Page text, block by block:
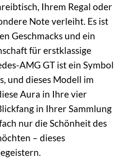
Ihrem Regal oder
Note verleiht. Es ist
Geschmacks und ein
für erstklassige
AMG GT ist ein Symbol
und dieses Modell im
Aura in Ihre vier
in Ihrer Sammlung
nur die Schönheit des
– dieses